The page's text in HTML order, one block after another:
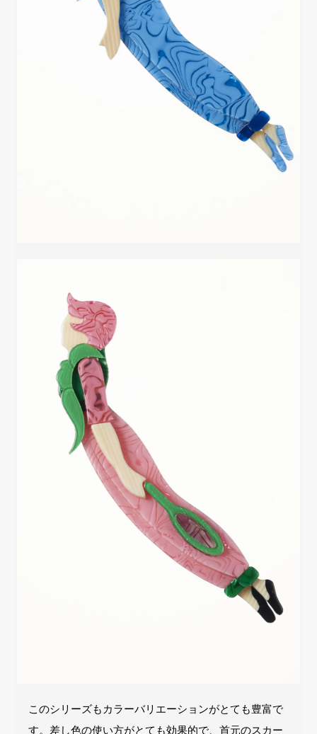
このシリーズもカラーバリエーションがとても豊富で
す。差し色の使い方がとても効果的で、首元のスカー